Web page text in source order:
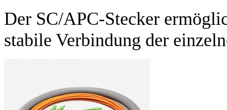
Der SC/APC-Stecker
stabile Verbindung der